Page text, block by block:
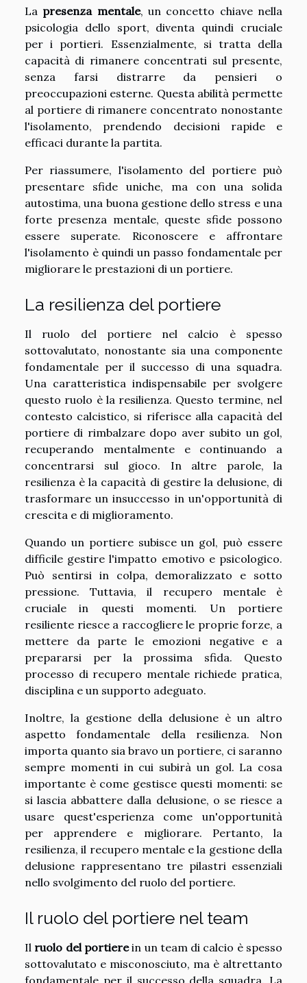
La presenza mentale, un concetto chiave nella
psicologia dello sport, diventa quindi cruciale
per i portieri. Essenzialmente, si tratta della
capacità di rimanere concentrati sul presente,
senza farsi distrarre da pensieri o
preoccupazioni esterne. Questa abilità permette
al portiere di rimanere concentrato nonostante
l'isolamento, prendendo decisioni rapide e
efficaci durante la partita.
Per riassumere, l'isolamento del portiere può
presentare sfide uniche, ma con una solida
autostima, una buona gestione dello stress e una
forte presenza mentale, queste sfide possono
essere superate. Riconoscere e affrontare
l'isolamento è quindi un passo fondamentale per
migliorare le prestazioni di un portiere.
La resilienza del portiere
Il ruolo del portiere nel calcio è spesso
sottovalutato, nonostante sia una componente
fondamentale per il successo di una squadra.
Una caratteristica indispensabile per svolgere
questo ruolo è la resilienza. Questo termine, nel
contesto calcistico, si riferisce alla capacità del
portiere di rimbalzare dopo aver subito un gol,
recuperando mentalmente e continuando a
concentrarsi sul gioco. In altre parole, la
resilienza è la capacità di gestire la delusione, di
trasformare un insuccesso in un'opportunità di
crescita e di miglioramento.
Quando un portiere subisce un gol, può essere
difficile gestire l'impatto emotivo e psicologico.
Può sentirsi in colpa, demoralizzato e sotto
pressione. Tuttavia, il recupero mentale è
cruciale in questi momenti. Un portiere
resiliente riesce a raccogliere le proprie forze, a
mettere da parte le emozioni negative e a
prepararsi per la prossima sfida. Questo
processo di recupero mentale richiede pratica,
disciplina e un supporto adeguato.
Inoltre, la gestione della delusione è un altro
aspetto fondamentale della resilienza. Non
importa quanto sia bravo un portiere, ci saranno
sempre momenti in cui subirà un gol. La cosa
importante è come gestisce questi momenti: se
si lascia abbattere dalla delusione, o se riesce a
usare quest'esperienza come un'opportunità
per apprendere e migliorare. Pertanto, la
resilienza, il recupero mentale e la gestione della
delusione rappresentano tre pilastri essenziali
nello svolgimento del ruolo del portiere.
Il ruolo del portiere nel team
Il ruolo del portierein un team di calcio è spesso
sottovalutato e misconosciuto, ma è altrettanto